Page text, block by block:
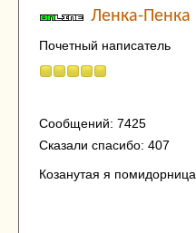
Ленка-Пенка
Почетный написатель
Сообщений: 7425
Сказали спасибо: 407
Козанутая я помидорница